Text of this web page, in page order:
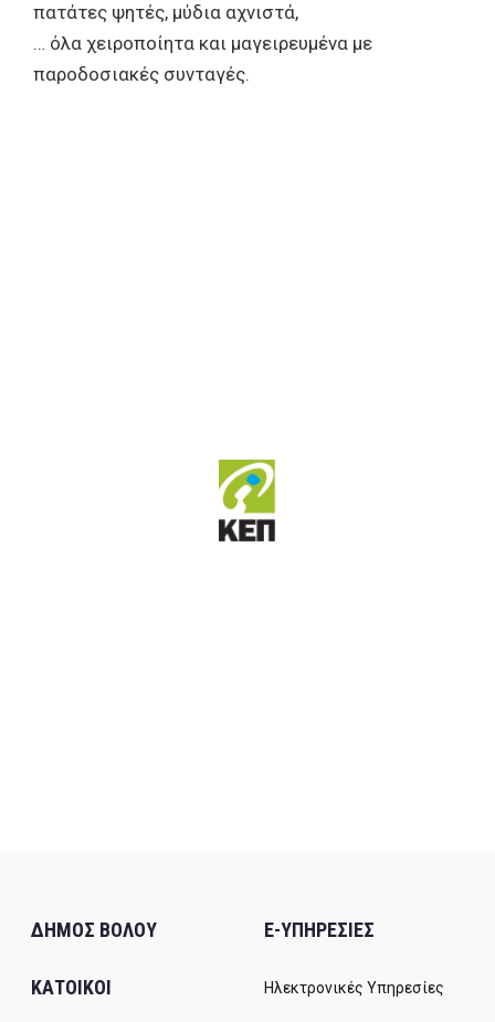
πατάτες ψητές, μύδια αχνιστά,
… όλα χειροποίητα και μαγειρευμένα με
παροδοσιακές συνταγές.
ΔΗΜΟΣ ΒΟΛΟΥ
ΚΑΤΟΙΚΟΙ
E-ΥΠΗΡΕΣΙΕΣ
Ηλεκτρονικές Υπηρεσίες